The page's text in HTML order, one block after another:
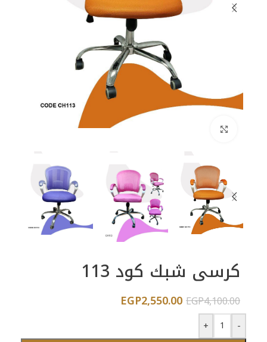
كرسى شبك كود 113
EGP4,100.00
EGP2,550.00
-
+